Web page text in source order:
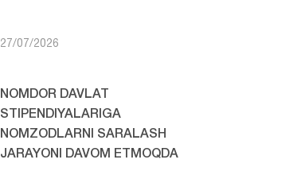
27/07/2026
NOMDOR DAVLAT
STIPENDIYALARIGA
NOMZODLARNI SARALASH
JARAYONI DAVOM ETMOQDA